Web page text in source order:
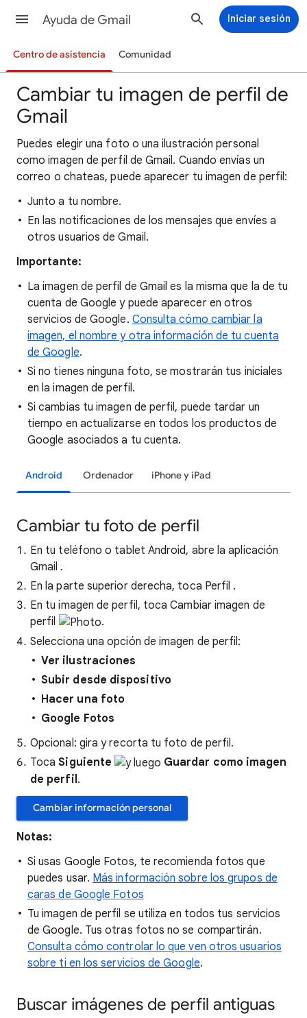
Ayuda de Gmail Iniciar sesión
Centro de asistencia Comunidad
Cambiar tu imagen de perfil de
Gmail
Puedes elegir una foto o una ilustración personal
como imagen de perfil de Gmail. Cuando envías un
correo o chateas, puede aparecer tu imagen de perfil:
Junto a tu nombre.
En las notificaciones de los mensajes que envíes a
otros usuarios de Gmail.
Importante:
La imagen de perfil de Gmail es la misma que la de tu
cuenta de Google y puede aparecer en otros
servicios de Google. Consulta cómo cambiar la
imagen, el nombre y otra información de tu cuenta
de Google.
Si no tienes ninguna foto, se mostrarán tus iniciales
en la imagen de perfil.
Si cambias tu imagen de perfil, puede tardar un
tiempo en actualizarse en todos los productos de
Google asociados a tu cuenta.
Android Ordenador iPhone y iPad
Cambiar tu foto de perfil
En tu teléfono o tablet Android, abre la aplicación
Gmail .
En la parte superior derecha, toca Perfil .
En tu imagen de perfil, toca Cambiar imagen de
perfil
.
Selecciona una opción de imagen de perfil:
Ver ilustraciones
Subir desde dispositivo
Hacer una foto
Google Fotos
Opcional: gira y recorta tu foto de perfil.
TocaSiguiente
Guardar como imagen
de perfil .
Cambiar información personal
Notas:
Si usas Google Fotos, te recomienda fotos que
puedes usar. Más información sobre los grupos de
caras de Google Fotos
Tu imagen de perfil se utiliza en todos tus servicios
de Google. Tus otras fotos no se compartirán.
Consulta cómo controlar lo que ven otros usuarios
sobre ti en los servicios de Google.
Buscar imágenes de perfil antiguas